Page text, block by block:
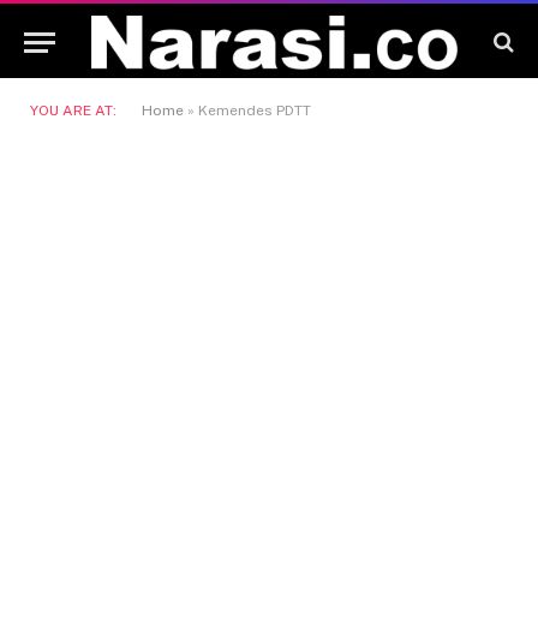
YOU ARE AT: Home » Kemendes PDTT